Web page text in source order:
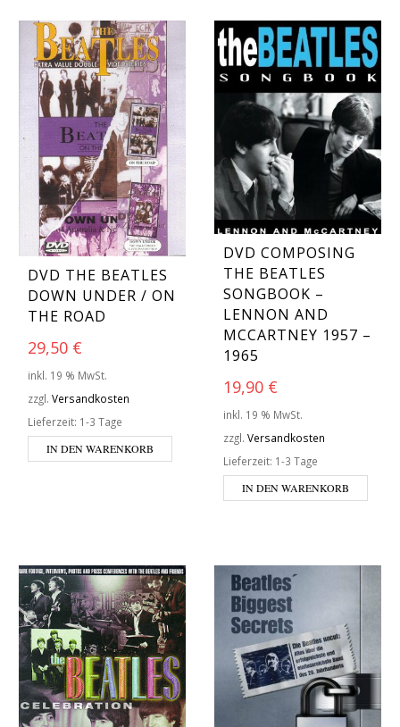
DVD THE BEATLES
DOWN UNDER / ON
THE ROAD
29,50 €
inkl. 19 % MwSt.
zzgl. Versandkosten
Lieferzeit: 1-3 Tage
IN DEN WARENKORB
DVD COMPOSING
THE BEATLES
SONGBOOK –
LENNON AND
MCCARTNEY 1957 –
1965
19,90 €
inkl. 19 % MwSt.
zzgl. Versandkosten
Lieferzeit: 1-3 Tage
IN DEN WARENKORB